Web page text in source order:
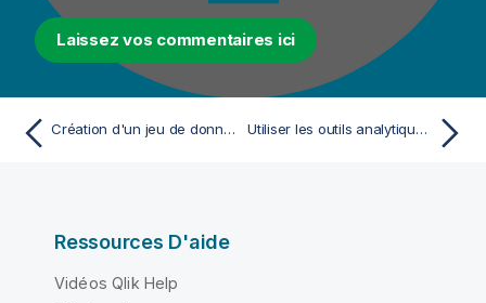
Laissez vos commentaires ici
Création d'un jeu de données en tant qu'utilisateur ou utilisatrice Utiliser les outils analytiques disponibles
Ressources D'aide
Vidéos Qlik Help